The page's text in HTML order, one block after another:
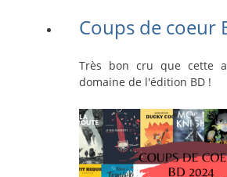
Coups de coeur
Très bon cru que cette
domaine de l'édition BD !